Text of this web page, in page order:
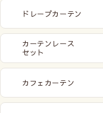
ドレープカーテン
カーテンレース
セット
カフェカーテン